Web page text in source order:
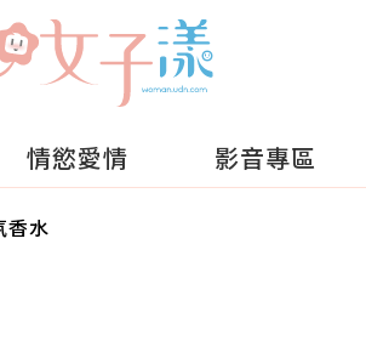
情慾愛情 影音專區
香水